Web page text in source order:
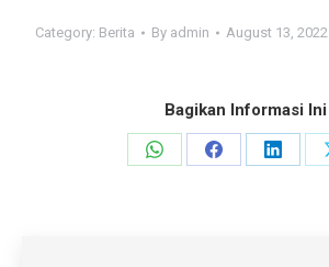
Category: Berita By admin August 13, 2022
Bagikan Informasi Ini
Share
Share
Share